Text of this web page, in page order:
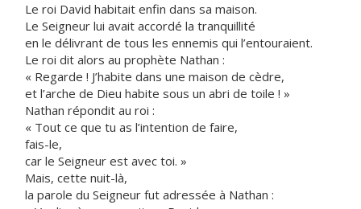
Le roi David habitait enfin dans sa maison.
Le Seigneur lui avait accordé la tranquillité
en le délivrant de tous les ennemis qui l’entouraient.
Le roi dit alors au prophète Nathan :
« Regarde ! J’habite dans une maison de cèdre,
et l’arche de Dieu habite sous un abri de toile ! »
Nathan répondit au roi :
« Tout ce que tu as l’intention de faire,
fais-le,
car le Seigneur est avec toi. »
Mais, cette nuit-là,
la parole du Seigneur fut adressée à Nathan :